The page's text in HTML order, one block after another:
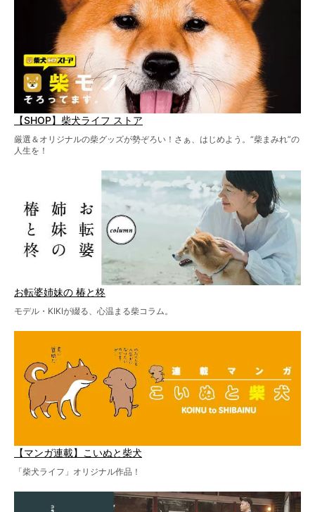
【SHOP】柴犬ライフ ストア
厳選＆オリジナルの柴グッズが勢ぞろい！さぁ、はじめよう。“柴まみれ”の
人生を！
お転婆姉妹の 椿と柊
モデル・KIKIが綴る、心温まる柴コラム。
【マンガ連載】こいぬと柴犬
「柴犬ライフ」オリジナル作品！